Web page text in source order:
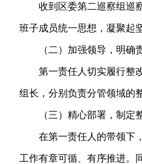
收到区委第二巡察组巡
班子成员统一思想，凝聚起
（二）加强领导，明确
第一责任人切实履行整
组长，分别负责分管领域的
（三）精心部署，制定
在第一责任人的带领下
工作有章可循、有序推进。